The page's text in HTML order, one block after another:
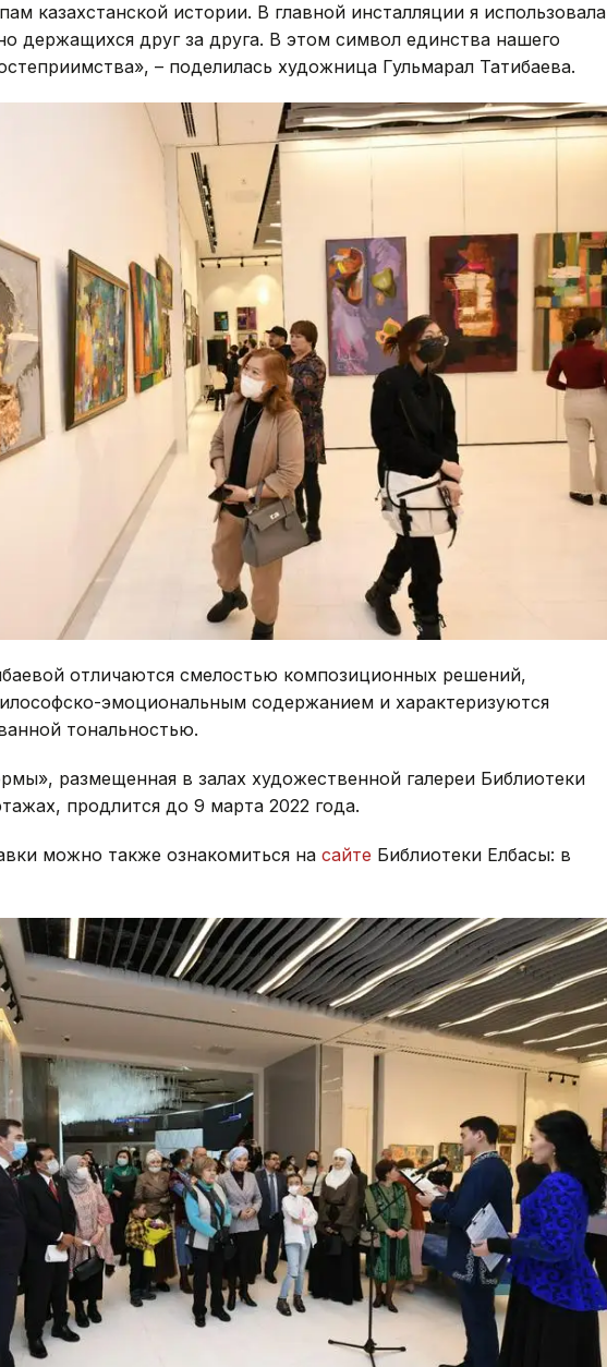
казахстанской истории. В главной инсталляции я использовала
держащихся друг за друга. В этом символ единства нашего
– поделилась художница Гульмарал Татибаева.
отличаются смелостью композиционных решений,
эмоциональным содержанием и характеризуются
тональностью.
размещенная в залах художественной галереи Библиотеки
продлится до 9 марта 2022 года.
можно также ознакомиться на сайте Библиотеки Елбасы: в